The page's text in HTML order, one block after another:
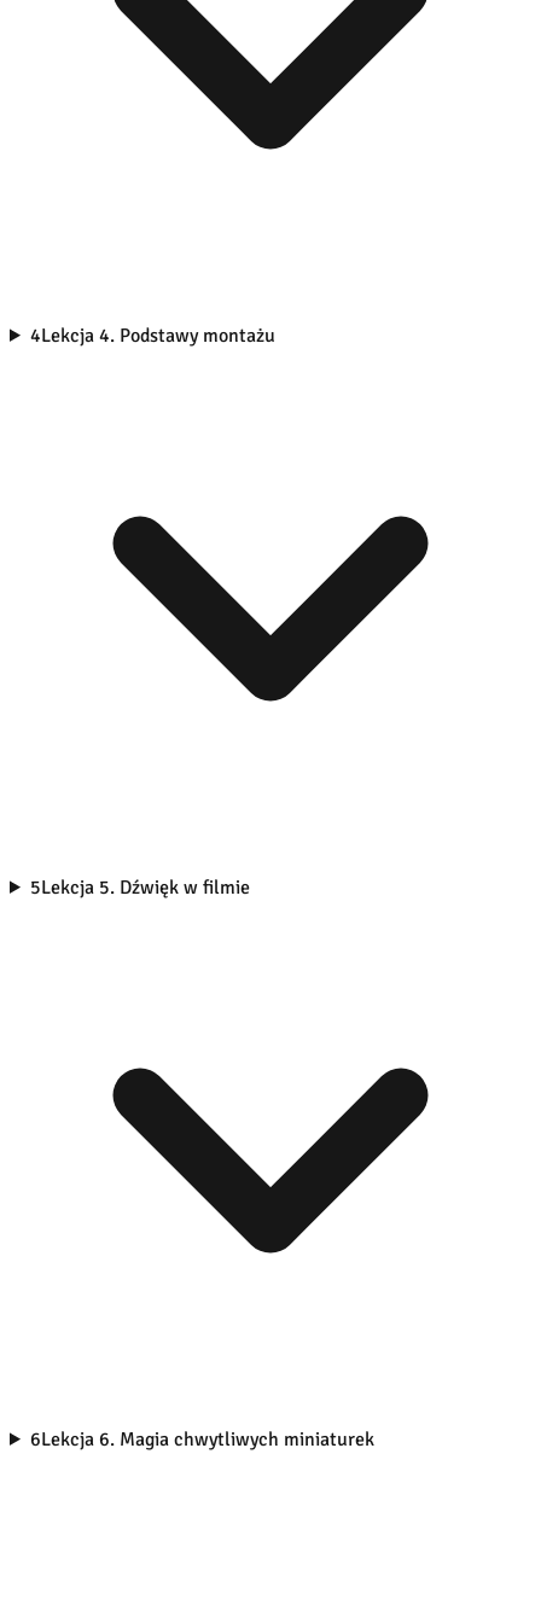
4Lekcja 4. Podstawy montażu
5Lekcja 5. Dźwięk w filmie
6Lekcja 6. Magia chwytliwych miniaturek